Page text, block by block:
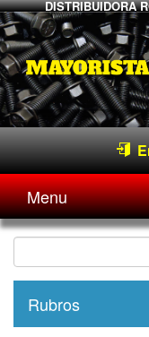
DISTRIBUIDORA
Menu
Rubros